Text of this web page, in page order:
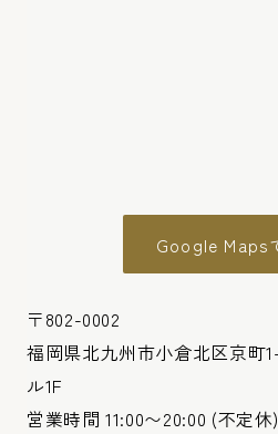
Google Maps
〒802-0002
福岡県北九州市小倉北区京町
ル1F
営業時間 11:00〜20:00 (不定休)